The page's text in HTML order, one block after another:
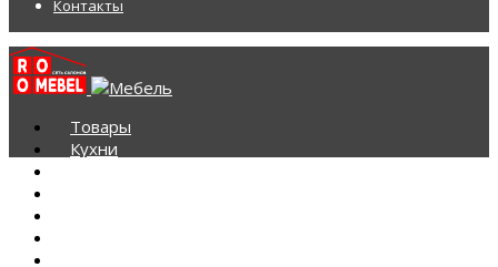
Контакты
Товары
Кухни